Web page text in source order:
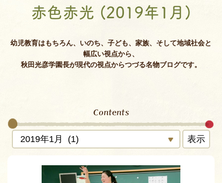
赤色赤光 (2019年1月)
幼児教育はもちろん、いのち、子ども、家族、そして地域社会と
幅広い視点から、
秋田光彦学園長が現代の視点からつづる名物ブログです。
Contents
表示